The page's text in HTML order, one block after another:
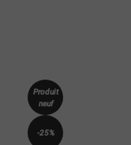
Produit
neuf
-25%